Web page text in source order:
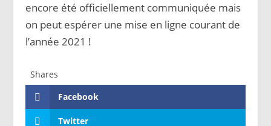
encore été officiellement communiquée mais
on peut espérer une mise en ligne courant de
l’année 2021 !
Shares
Facebook
Twitter